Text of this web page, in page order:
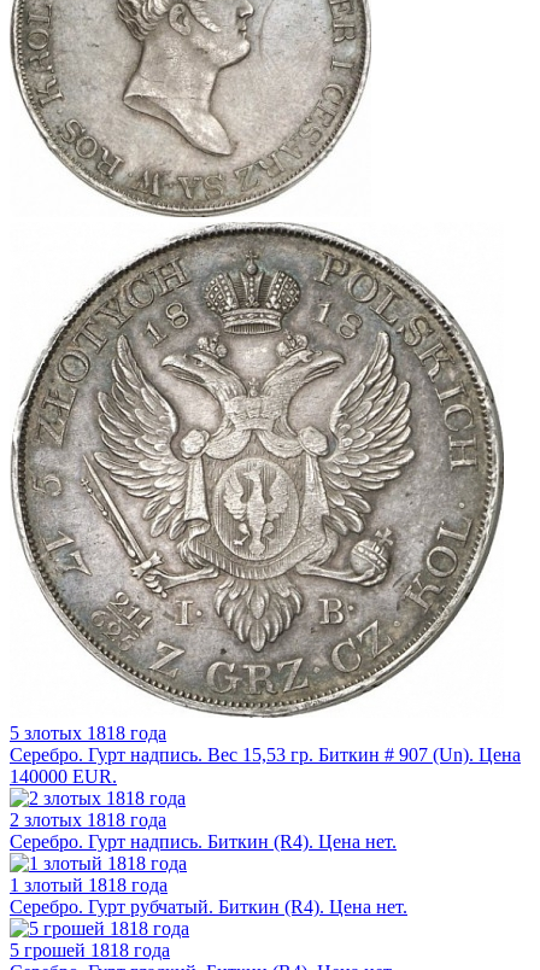
5 злотых 1818 года
Серебро. Гурт надпись. Вес 15,53 гр. Биткин # 907 (Un). Цена
140000 EUR.
2 злотых 1818 года
Серебро. Гурт надпись. Биткин (R4). Цена нет.
1 злотый 1818 года
Серебро. Гурт рубчатый. Биткин (R4). Цена нет.
5 грошей 1818 года